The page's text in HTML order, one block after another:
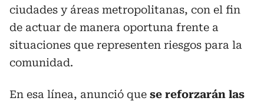
ciudades y áreas metropolitanas, con el fin
de actuar de manera oportuna frente a
situaciones que representen riesgos para la
comunidad.
En esa línea, anunció que se reforzarán las